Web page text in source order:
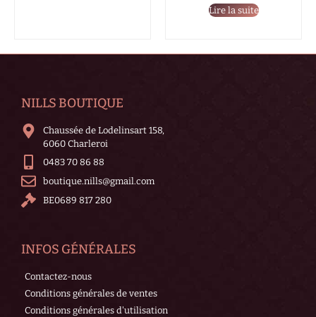
Lire la suite
NILLS BOUTIQUE
Chaussée de Lodelinsart 158,
6060 Charleroi
0483 70 86 88
boutique.nills@gmail.com
BE0689 817 280
INFOS GÉNÉRALES
Contactez-nous
Conditions générales de ventes
Conditions générales d'utilisation